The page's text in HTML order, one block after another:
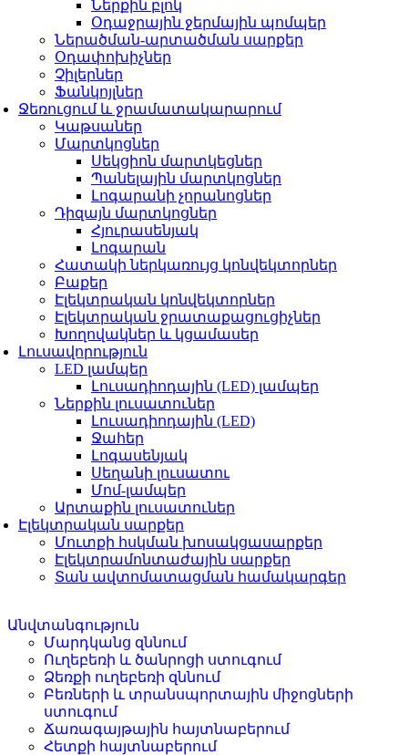
Ներքին բլոկ
Օդաջրային ջերմային պոմպեր
Ներածման-արտածման սարքեր
Օդափոխիչներ
Չիլերներ
Ֆանկոյլներ
Ջեռուցում և ջրամատակարարում
Կաթսաներ
Մարտկոցներ
Սեկցիոն մարտկեցներ
Պանելային մարտկոցներ
Լոգարանի չորանոցներ
Դիզայն մարտկոցներ
Հյուրասենյակ
Լոգարան
Հատակի ներկառույց կոնվեկտորներ
Բաքեր
Էլեկտրական կոնվեկտորներ
Էլեկտրական ջրատաքացուցիչներ
Խողովակներ և կցամասեր
Լուսավորություն
LED լամպեր
Լուսադիոդային (LED) լամպեր
Ներքին լուսատուներ
Լուսադիոդային (LED)
Ջահեր
Լոգասենյակ
Սեղանի լուսատու
Մոմ-լամպեր
Արտաքին լուսատուներ
Էլեկտրական սարքեր
Մուտքի հսկման խոսակցասարքեր
Էլեկտրամոնտաժային սարքեր
Տան ավտոմատացման համակարգեր
Անվտանգություն
Մարդկանց զննում
Ուղեբեռի և ծանրոցի ստուգում
Ձեռքի ուղեբեռի զննում
Բեռների և տրանսպորտային միջոցների
ստուգում
Ճառագայթային հայտնաբերում
Հետքի հայտնաբերում